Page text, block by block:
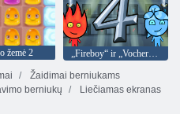
žemė 2
„Fireboy“ ir „Vochergirl 4“: „Crystal Temple“
Žaidimai berniukams
berniukų
Liečiamas ekranas